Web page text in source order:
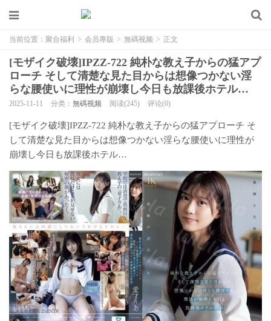
当前位置： 聚合福利 > 会员專版 > 無碼视频 > 正文
[モザイク破壊]IPZZ-722 純朴な教え子からの猛アプ
ローチ そして清楚な見た目からは想像つかない淫
らな腰使いに理性が崩壊し今日も放課後ホテル…
2025-11-11 分类： 無碼视频 阅读(245) 评论(0)
[モザイク破壊]IPZZ-722 純朴な教え子からの猛アプローチ そ
して清楚な見た目からは想像つかない淫らな腰使いに理性が
崩壊し今日も放課後ホテル…